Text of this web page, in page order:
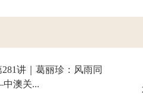
讲｜葛丽珍：风雨同
澳关...
2026-05-